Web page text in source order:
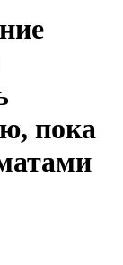
пока